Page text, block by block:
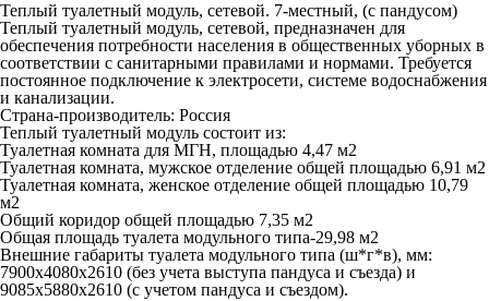
Теплый туалетный модуль, сетевой. 7-местный, (с пандусом)
Теплый туалетный модуль, сетевой, предназначен для
обеспечения потребности населения в общественных уборных в
соответствии с санитарными правилами и нормами. Требуется
постоянное подключение к электросети, системе водоснабжения
и канализации.
Страна-производитель: Россия
Теплый туалетный модуль состоит из:
Туалетная комната для МГН, площадью 4,47 м2
Туалетная комната, мужское отделение общей площадью 6,91 м2
Туалетная комната, женское отделение общей площадью 10,79
м2
Общий коридор общей площадью 7,35 м2
Общая площадь туалета модульного типа-29,98 м2
Внешние габариты туалета модульного типа (ш*г*в), мм:
7900х4080х2610 (без учета выступа пандуса и съезда) и
9085х5880х2610 (с учетом пандуса и съездом).